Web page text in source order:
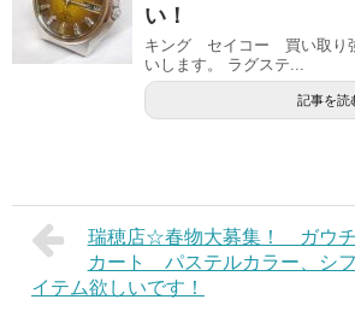
い！
キング セイコー 買い取り
いします。 ラグステ...
記事を読
瑞穂店☆春物大募集！ ガウ
カート パステルカラー、シ
イテム欲しいです！